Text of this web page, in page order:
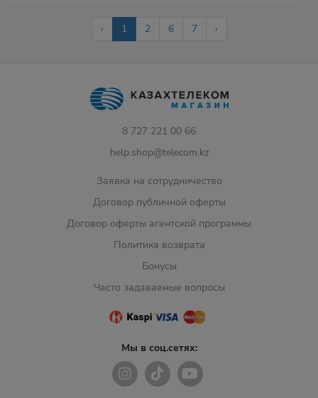
‹ 1 2 6 7 ›
8 727 221 00 66
help.shop@telecom.kz
Заявка на сотрудничество
Договор публичной оферты
Договор оферты агентской программы
Политика возврата
Бонусы
Часто задаваемые вопросы
Мы в соц.сетях: